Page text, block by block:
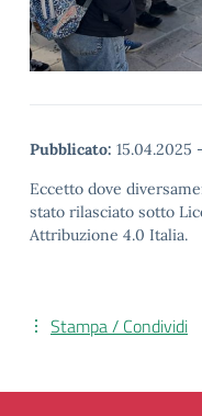
Pubblicato: 15.04.2025 -
Eccetto dove
stato rilasciato sotto
Attribuzione 4.0 Italia.
Stampa / Condividi